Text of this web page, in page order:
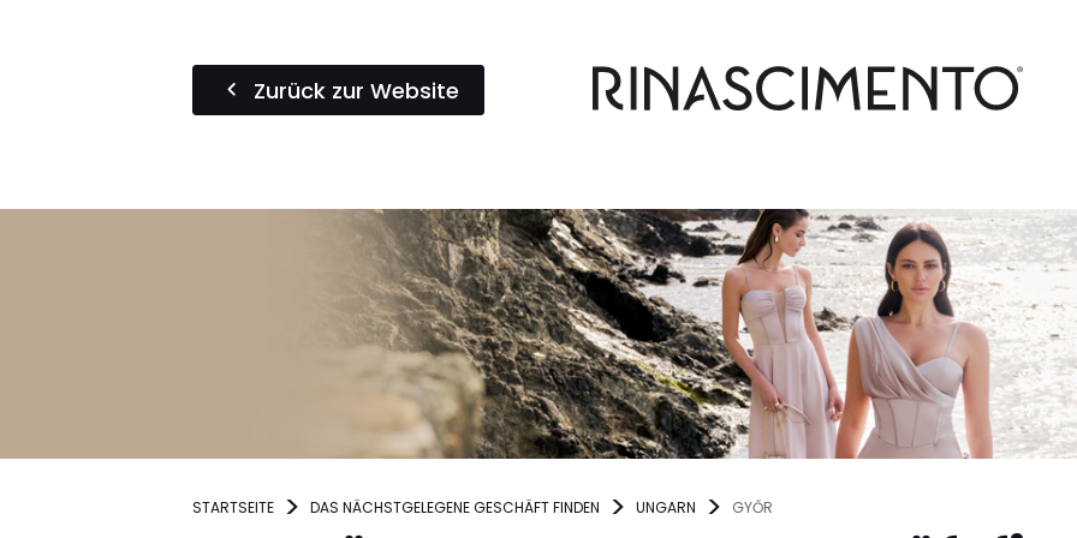
Zurück zur Website
STARTSEITE DAS NÄCHSTGELEGENE GESCHÄFT FINDEN UNGARN GYŐR